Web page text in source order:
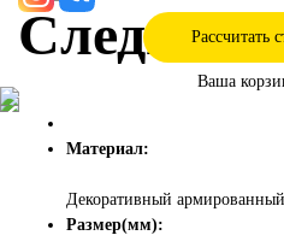
Рассчитать
Ваша
Следы
Материал:
Декоративный
Размер(мм):